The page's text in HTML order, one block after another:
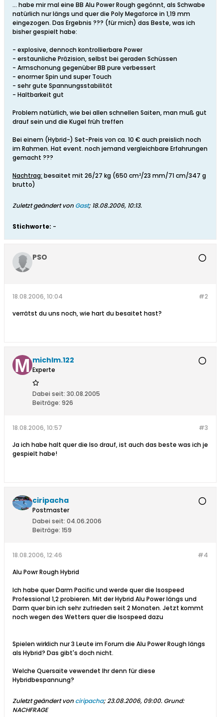
... habe mir mal eine BB Alu Power Rough gegönnt, als Schwabe
natürlich nur längs und quer die Poly Megaforce in 1,19 mm
eingezogen. Das Ergebnis ??? (für mich) das Beste, was ich
bisher gespielt habe:
- explosive, dennoch kontrollierbare Power
- erstaunliche Präzision, selbst bei geraden Schüssen
- Armschonung gegenüber BB pure verbessert
- enormer Spin und super Touch
- sehr gute Spannungsstabilität
- Haltbarkeit gut
Problem natürlich, wie bei allen schnellen Saiten, man muß gut
drauf sein und die Kugel früh treffen
Bei einem (Hybrid-) Set-Preis von ca. 10 € auch preislich noch
im Rahmen. Hat event. noch jemand vergleichbare Erfahrungen
gemacht ???
Nachtrag: besaitet mit 26/27 kg (650 cm²/23 mm/71 cm/347 g
brutto)
Zuletzt geändert von Gast; 18.08.2006, 10:13.
Stichworte: -
PSO
#2
18.08.2006, 10:04
verrätst du uns noch, wie hart du besaitet hast?
michlm.122
Experte
Dabei seit: 30.08.2005
Beiträge: 926
#3
18.08.2006, 10:57
Ja ich habe halt quer die Iso drauf, ist auch das beste was ich je
gespielt habe!
ciripacha
Postmaster
Dabei seit: 04.06.2006
Beiträge: 159
#4
18.08.2006, 12:46
Alu Powr Rough Hybrid
Ich habe quer Darm Pacific und werde quer die Isospeed
Professional 1,2 probieren. Mit der Hybrid Alu Power längs und
Darm quer bin ich sehr zufrieden seit 2 Monaten. Jetzt kommt
noch wegen des Wetters quer die Isospeed dazu
Spielen wirklich nur 3 Leute im Forum die Alu Power Rough längs
als Hybrid? Das gibt's doch nicht.
Welche Quersaite vewendet Ihr denn für diese
Hybridbespannung?
Zuletzt geändert von ciripacha;23.08.2006, 09:00. Grund:
NACHFRAGE